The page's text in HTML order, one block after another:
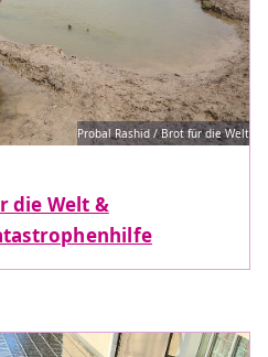
Probal Rashid / Brot für die Welt
die Welt &